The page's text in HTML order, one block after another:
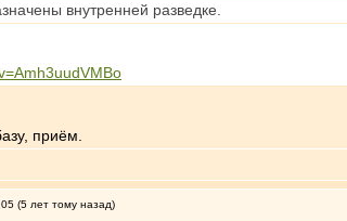
внутренней разведке.
приём.
(5 лет тому назад)